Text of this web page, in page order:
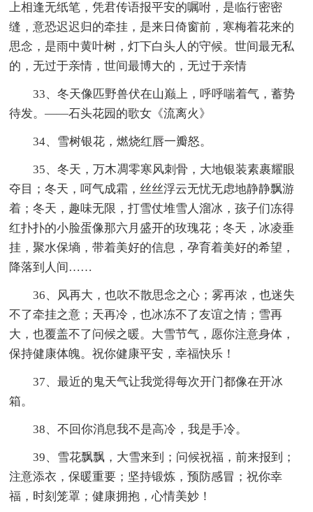
上相逢无纸笔，凭君传语报平安的嘱咐，是临行密密
缝，意恐迟迟归的牵挂，是来日倚窗前，寒梅着花来的
思念，是雨中黄叶树，灯下白头人的守候。世间最无私
的，无过于亲情，世间最博大的，无过于亲情
33、冬天像匹野兽伏在山巅上，呼呼喘着气，蓄势
待发。——石头花园的歌女《流离火》
34、雪树银花，燃烧红唇一瓣怒。
35、冬天，万木凋零寒风刺骨，大地银装素裹耀眼
夺目；冬天，呵气成霜，丝丝浮云无忧无虑地静静飘游
着；冬天，趣味无限，打雪仗堆雪人溜冰，孩子们冻得
红扑扑的小脸蛋像那六月盛开的玫瑰花；冬天，冰凌垂
挂，聚水保墒，带着美好的信息，孕育着美好的希望，
降落到人间……
36、风再大，也吹不散思念之心；雾再浓，也迷失
不了牵挂之意；天再冷，也冰冻不了友谊之情；雪再
大，也覆盖不了问候之暖。大雪节气，愿你注意身体，
保持健康体魄。祝你健康平安，幸福快乐！
37、最近的鬼天气让我觉得每次开门都像在开冰
箱。
38、不回你消息我不是高冷，我是手冷。
39、雪花飘飘，大雪来到；问候祝福，前来报到；
注意添衣，保暖重要；坚持锻炼，预防感冒；祝你幸
福，时刻笼罩；健康拥抱，心情美妙！